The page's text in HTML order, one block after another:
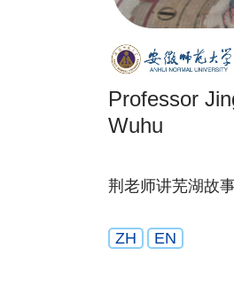
Professor
Wuhu
荆老师讲芜湖故
ZH EN